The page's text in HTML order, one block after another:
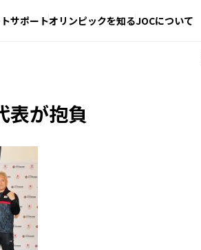
サポートオリンピックを知るJOCについて
表が抱負